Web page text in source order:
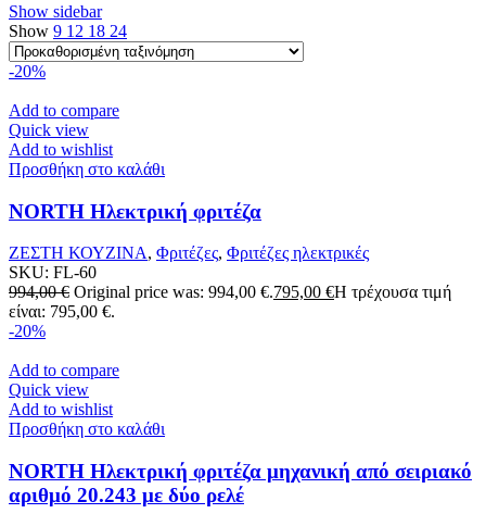
Show sidebar
Show 9 12 18 24
-20%
Add to compare
Quick view
Add to wishlist
Προσθήκη στο καλάθι
NORTH Ηλεκτρική φριτέζα
ΖΕΣΤΗ ΚΟΥΖΙΝΑ, Φριτέζες, Φριτέζες ηλεκτρικές
SKU: FL-60
994,00€ Original price was: 994,00 €.795,00 €Η τρέχουσα τιμή
είναι: 795,00 €.
-20%
Add to compare
Quick view
Add to wishlist
Προσθήκη στο καλάθι
NORTH Ηλεκτρική φριτέζα μηχανική από σειριακό
αριθμό 20.243 με δύο ρελέ